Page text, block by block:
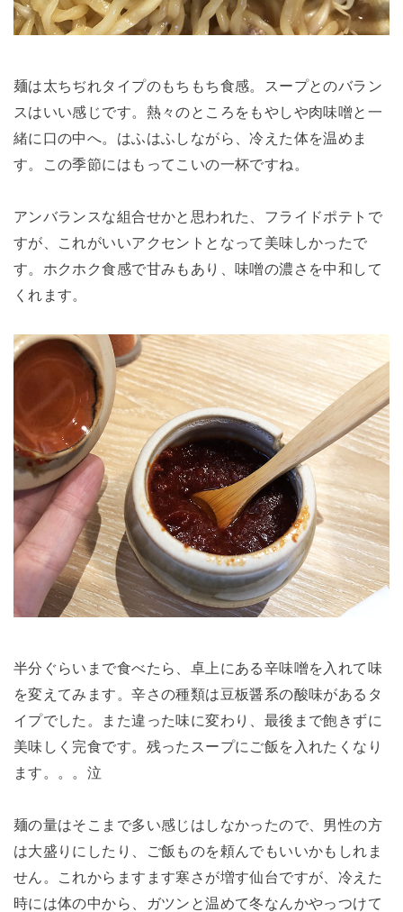
麺は太ちぢれタイプのもちもち食感。スープとのバラン
スはいい感じです。熱々のところをもやしや肉味噌と一
緒に口の中へ。はふはふしながら、冷えた体を温めま
す。この季節にはもってこいの一杯ですね。
アンバランスな組合せかと思われた、フライドポテトで
すが、これがいいアクセントとなって美味しかったで
す。ホクホク食感で甘みもあり、味噌の濃さを中和して
くれます。
半分ぐらいまで食べたら、卓上にある辛味噌を入れて味
を変えてみます。辛さの種類は豆板醤系の酸味があるタ
イプでした。また違った味に変わり、最後まで飽きずに
美味しく完食です。残ったスープにご飯を入れたくなり
ます。。。泣
麺の量はそこまで多い感じはしなかったので、男性の方
は大盛りにしたり、ご飯ものを頼んでもいいかもしれま
せん。これからますます寒さが増す仙台ですが、冷えた
時には体の中から、ガツンと温めて冬なんかやっつけて